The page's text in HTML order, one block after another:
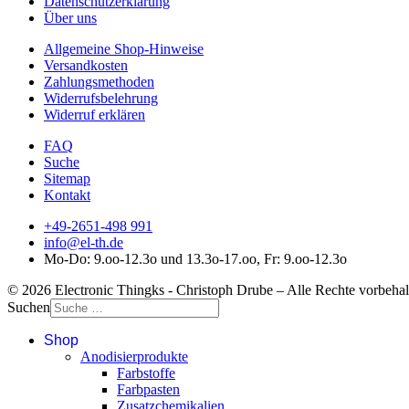
Über uns
Allgemeine Shop-Hinweise
Versandkosten
Zahlungsmethoden
Widerrufsbelehrung
Widerruf erklären
FAQ
Suche
Sitemap
Kontakt
+49-2651-498 991
info@el-th.de
Mo-Do: 9.oo-12.3o und 13.3o-17.oo, Fr: 9.oo-12.3o
© 2026 Electronic Thingks - Christoph Drube – Alle Rechte
Suchen
Shop
Anodisierprodukte
Farbstoffe
Farbpasten
Zusatzchemikalien